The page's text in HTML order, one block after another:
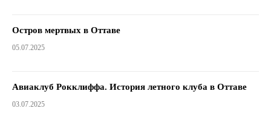
Остров мертвых в Оттаве
05.07.2025
Авиаклуб Рокклиффа. История летного клуба в Оттаве
03.07.2025